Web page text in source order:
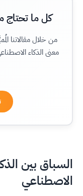
كل ما تحتاج
من خلال مقالاتنا
معنى الذكاء
السباق بين
الاصطناعي